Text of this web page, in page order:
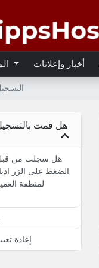
أخبار وإعلانات
هل قمت
هل سجلت من قبل
الضغط على الزر
لمنطقة
إعادة